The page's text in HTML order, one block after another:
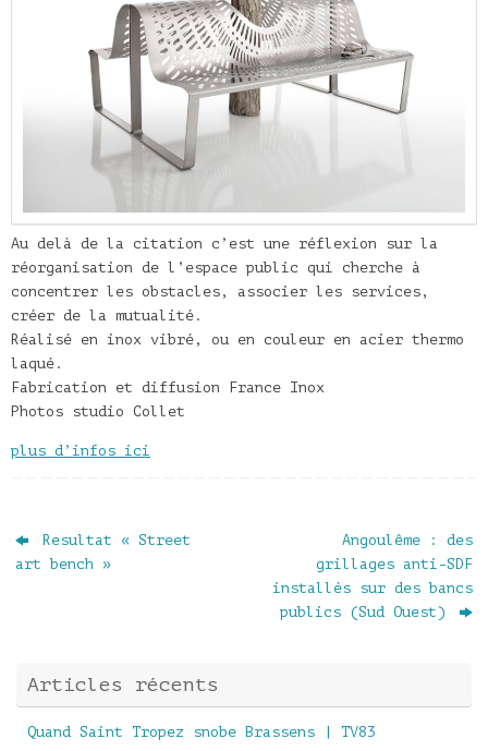
Au delà de la citation c’est une réflexion sur la
réorganisation de l’espace public qui cherche à
concentrer les obstacles, associer les services,
créer de la mutualité.
Réalisé en inox vibré, ou en couleur en acier thermo
laqué.
Fabrication et diffusion France Inox
Photos studio Collet
plus d’infos ici
Resultat « Street
art bench »
Angoulême : des
grillages anti-SDF
installés sur des bancs
publics (Sud Ouest)
Articles récents
Quand Saint Tropez snobe Brassens | TV83